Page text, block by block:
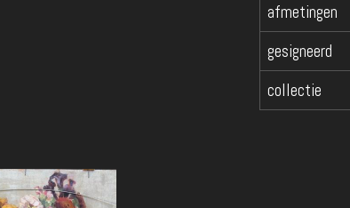
afmetingen
gesigneerd
collectie